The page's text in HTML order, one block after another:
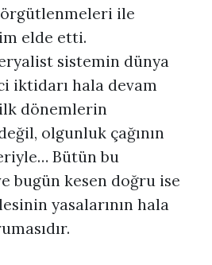
örgütlenmeleri ile
elde etti.
sistemin dünya
iktidarı hala devam
dönemlerin
olgunluk çağının
Bütün bu
bugün kesen doğru ise
yasalarının hala